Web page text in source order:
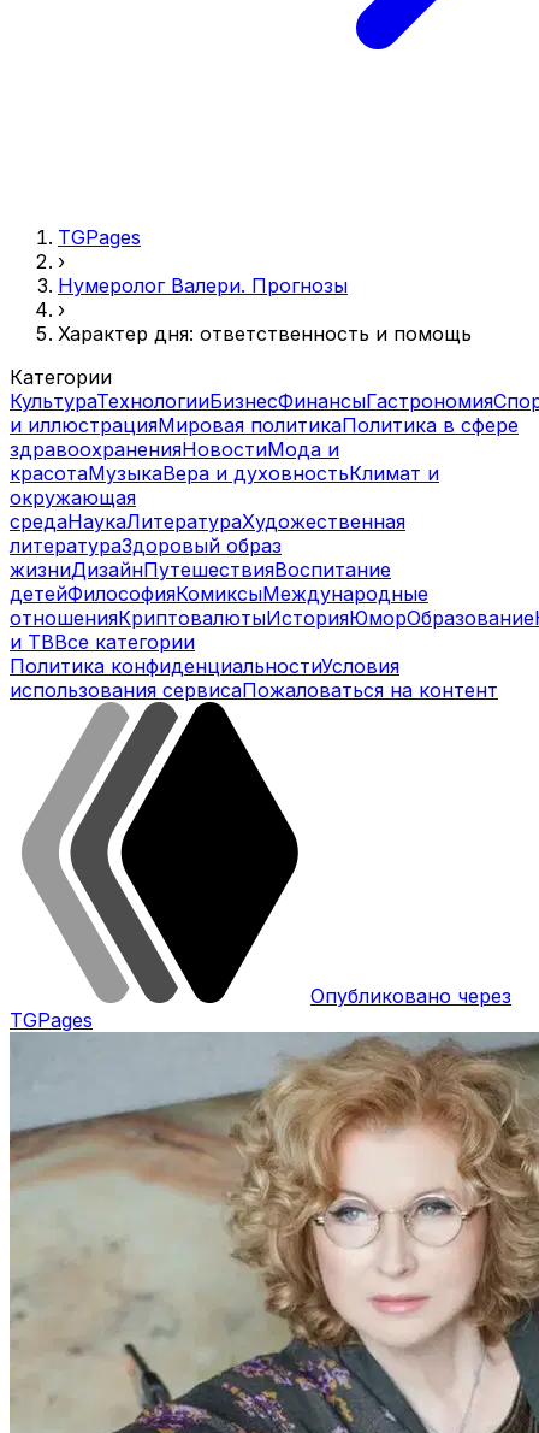
TGPages
›
Нумеролог Валери. Прогнозы
›
Характер дня: ответственность и помощь
Категории
КультураТехнологииБизнесФинансыГастрономия
и иллюстрацияМировая политикаПолитика в сфере
здравоохраненияНовостиМода и
красотаМузыкаВера и духовностьКлимат и
окружающая
средаНаукаЛитератураХудожественная
литератураЗдоровый образ
жизниДизайнПутешествияВоспитание
детейФилософияКомиксыМеждународные
отношенияКриптовалютыИсторияЮморОбразование
и ТВВсе категории
Политика конфиденциальностиУсловия
использования сервисаПожаловаться на контент
Опубликовано через
TGPages